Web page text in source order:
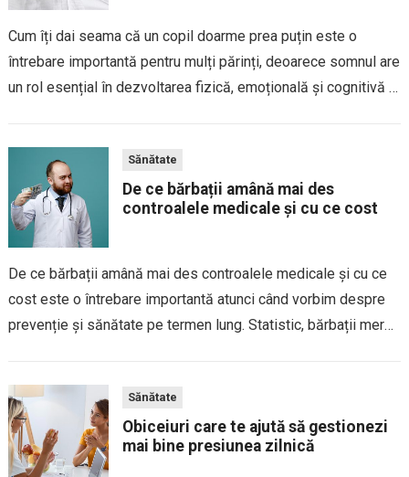
Cum îți dai seama că un copil doarme prea puțin este o
întrebare importantă pentru mulți părinți, deoarece somnul are
un rol esențial în dezvoltarea fizică, emoțională și cognitivă a
Sănătate
De ce bărbații amână mai des
controalele medicale și cu ce cost
De ce bărbații amână mai des controalele medicale și cu ce
cost este o întrebare importantă atunci când vorbim despre
prevenție și sănătate pe termen lung. Statistic, bărbații merg
Sănătate
Obiceiuri care te ajută să gestionezi
mai bine presiunea zilnică